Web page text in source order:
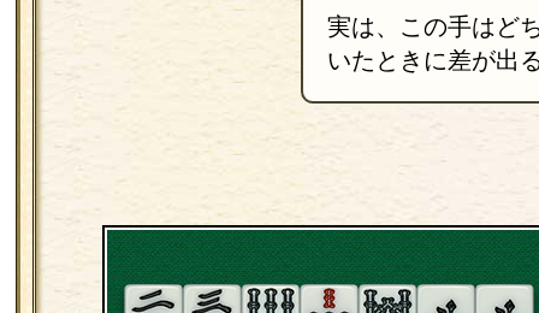
実は、この手はど
いたときに差が出